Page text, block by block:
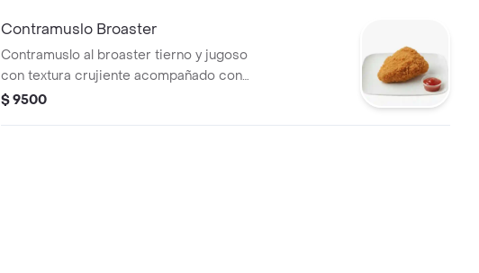
Contramuslo Broaster
Contramuslo al broaster tierno y jugoso
con textura crujiente acompañado con
80 gr de papa a la francesa, una arepita,
$ 9500